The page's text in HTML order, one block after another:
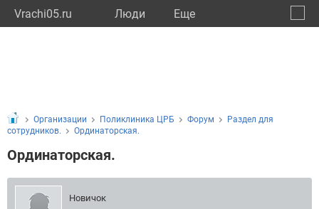
Vrachi05.ru Люди Eще
Организации Поликлиника ЦРБ Форум
Раздел для
сотрудников.
Ординаторская.
Ординаторская.
Новичок